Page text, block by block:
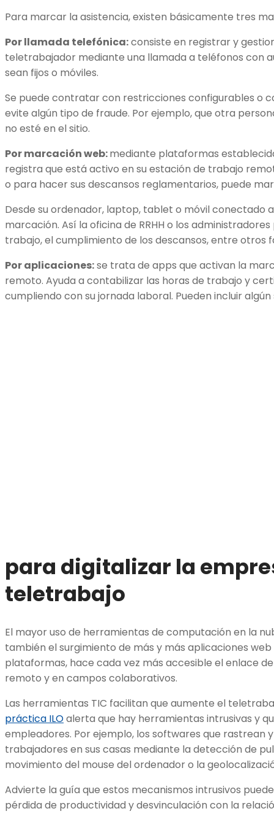
Para marcar la asistencia, existen básicamente tres
Por llamada telefónica:consiste en registrar y
teletrabajador mediante una llamada a teléfonos con
sean fijos o móviles.
Se puede contratar con restricciones configurables o
evite algún tipo de fraude. Por ejemplo, que otra
no esté en el sitio.
Por marcación web:mediante plataformas
registra que está activo en su estación de trabajo
o para hacer sus descansos reglamentarios, puede
Desde su ordenador, laptop, tablet o móvil conectado
marcación. Así la oficina de RRHH o los
trabajo, el cumplimiento de los descansos, entre otros
Por aplicaciones:se trata de apps que activan la
remoto. Ayuda a contabilizar las horas de trabajo y
cumpliendo con su jornada laboral. Pueden incluir
para digitalizar la
teletrabajo
El mayor uso de herramientas de computación en la
también el surgimiento de más y más aplicaciones
plataformas, hace cada vez más accesible el enlace
remoto y en campos colaborativos.
Las herramientas TIC facilitan que aumente el
práctica ILOalerta que hay herramientas intrusivas y
empleadores. Por ejemplo, los softwares que rastrean
trabajadores en sus casas mediante la detección de
movimiento del mouse del ordenador o la
Advierte la guía que estos mecanismos intrusivos
pérdida de productividad y desvinculación con la